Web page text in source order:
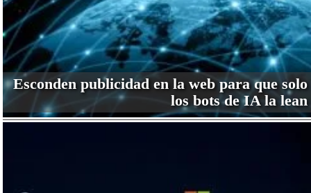
Esconden publicidad en la web para que solo
los bots de IA la lean